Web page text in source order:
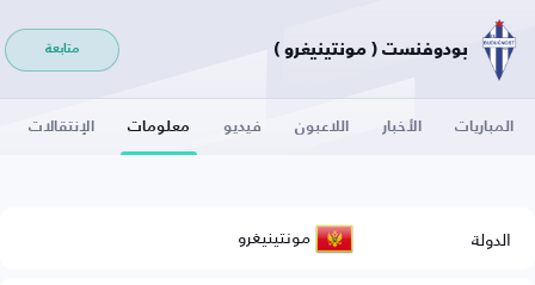
بودوفنست ( مونتينيغرو ) متابعة
المباريات الأخبار اللاعبون فيديو معلومات الإنتقالات
الدولة مونتينيغرو